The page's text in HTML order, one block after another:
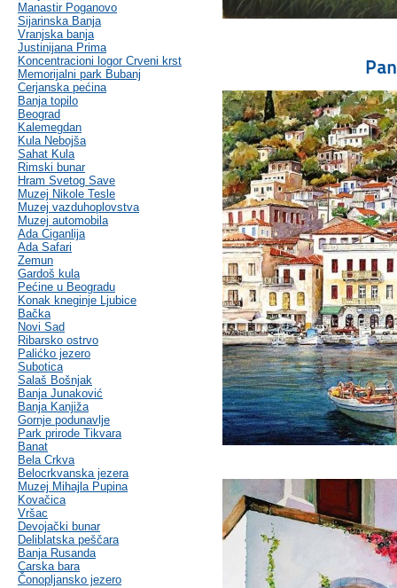
Manastir Poganovo
Sijarinska Banja
Vranjska banja
Justinijana Prima
Koncentracioni logor Crveni krst
Memorijalni park Bubanj
Cerjanska pećina
Banja topilo
Beograd
Kalemegdan
Kula Nebojša
Sahat Kula
Rimski bunar
Hram Svetog Save
Muzej Nikole Tesle
Muzej vazduhoplovstva
Muzej automobila
Ada Ciganlija
Ada Safari
Zemun
Gardoš kula
Pećine u Beogradu
Konak kneginje Ljubice
Bačka
Novi Sad
Ribarsko ostrvo
Palićko jezero
Subotica
Salaš Bošnjak
Banja Junaković
Banja Kanjiža
Gornje podunavlje
Park prirode Tikvara
Banat
Bela Crkva
Belocrkvanska jezera
Muzej Mihajla Pupina
Kovačica
Vršac
Devojački bunar
Deliblatska peščara
Banja Rusanda
Carska bara
Čonopljansko jezero